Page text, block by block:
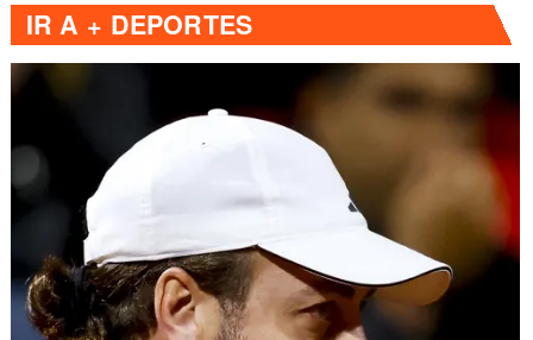
IR A + DEPORTES